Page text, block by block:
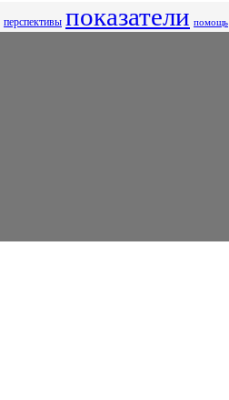
перспективы показатели помощь